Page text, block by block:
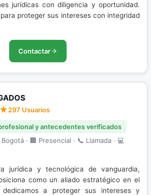
jurídicas con diligencia y oportunidad.
proteger sus intereses con integridad
Contactar
297 Usuarios
y antecedentes verificados
· 🏢 Presencial · 📞 Llamada · 💻
jurídica y tecnológica de vanguardia,
como un aliado estratégico en el
a proteger sus intereses y